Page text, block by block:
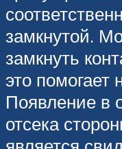
замкнутой.
замкнуть
это помогает
Появление в
отсека